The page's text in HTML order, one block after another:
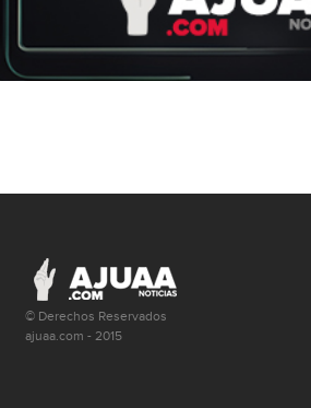
© Derechos Reservados
ajuaa.com - 2015